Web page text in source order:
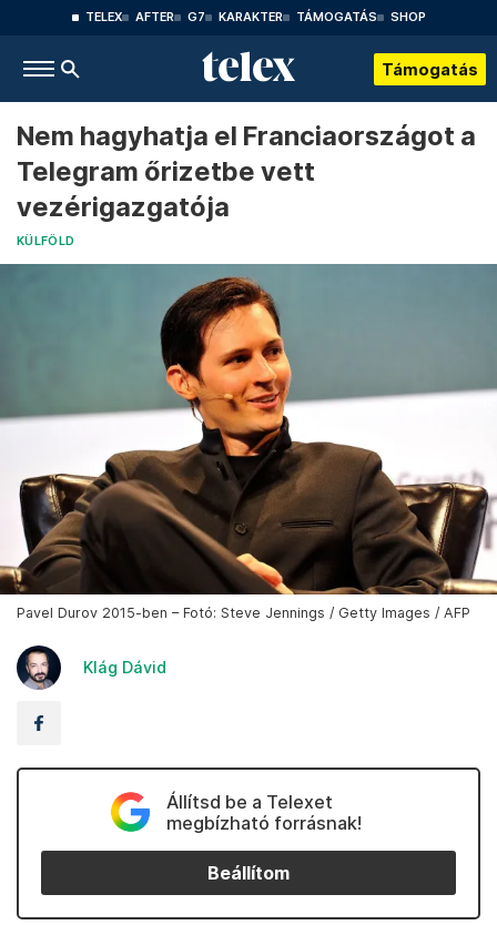
TELEX AFTER G7 KARAKTER TÁMOGATÁS SHOP
Támogatás
Nem hagyhatja el Franciaországot a
Telegram őrizetbe vett
vezérigazgatója
KÜLFÖLD
Pavel Durov 2015-ben – Fotó: Steve Jennings / Getty Images / AFP
Klág Dávid
Állítsd be a Telexet
megbízható forrásnak!
Beállítom